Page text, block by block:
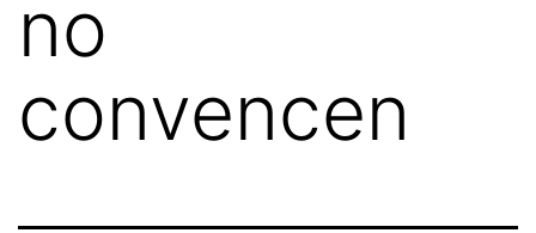
no
convencen